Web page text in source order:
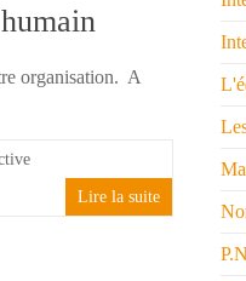
organisation. A
Lire la suite